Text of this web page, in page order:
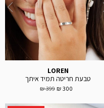
LOREN
טבעת חריטה תמיד איתך
300 ₪
399 ₪